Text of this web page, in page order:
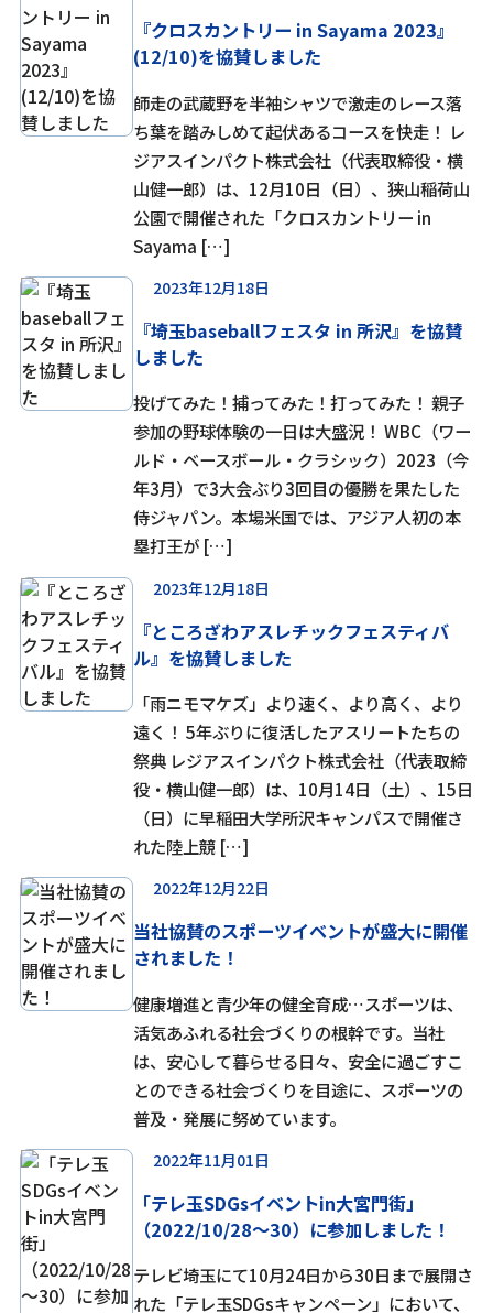
『クロスカントリー in Sayama 2023』
(12/10)を協賛しました
師走の武蔵野を半袖シャツで激走のレース落
ち葉を踏みしめて起伏あるコースを快走！ レ
ジアスインパクト株式会社（代表取締役・横
山健一郎）は、12月10日（日）、狭山稲荷山
公園で開催された「クロスカントリー in
Sayama […]
2023年12月18日
『埼玉baseballフェスタ in 所沢』を協賛
しました
投げてみた！捕ってみた！打ってみた！ 親子
参加の野球体験の一日は大盛況！ WBC（ワー
ルド・ベースボール・クラシック）2023（今
年3月）で3大会ぶり3回目の優勝を果たした
侍ジャパン。本場米国では、アジア人初の本
塁打王が […]
2023年12月18日
『ところざわアスレチックフェスティバ
ル』を協賛しました
「雨ニモマケズ」より速く、より高く、より
遠く！ 5年ぶりに復活したアスリートたちの
祭典 レジアスインパクト株式会社（代表取締
役・横山健一郎）は、10月14日（土）、15日
（日）に早稲田大学所沢キャンパスで開催さ
れた陸上競 […]
2022年12月22日
当社協賛のスポーツイベントが盛大に開催
されました！
健康増進と青少年の健全育成…スポーツは、
活気あふれる社会づくりの根幹です。当社
は、安心して暮らせる日々、安全に過ごすこ
とのできる社会づくりを目途に、スポーツの
普及・発展に努めています。
2022年11月01日
「テレ玉SDGsイベントin大宮門街」
（2022/10/28～30）に参加しました！
テレビ埼玉にて10月24日から30日まで展開さ
れた「テレ玉SDGsキャンペーン」において、